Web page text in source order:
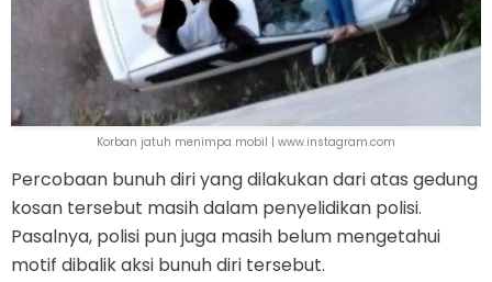
Korban jatuh menimpa mobil | www.instagram.com
Percobaan bunuh diri yang dilakukan dari atas gedung
kosan tersebut masih dalam penyelidikan polisi.
Pasalnya, polisi pun juga masih belum mengetahui
motif dibalik aksi bunuh diri tersebut.